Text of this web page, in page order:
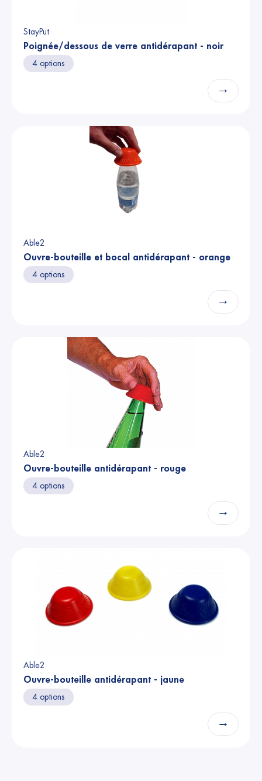
StayPut
Poignée/dessous de verre antidérapant - noir
4 options
→
Able2
Ouvre-bouteille et bocal antidérapant - orange
4 options
→
Able2
Ouvre-bouteille antidérapant - rouge
4 options
→
Able2
Ouvre-bouteille antidérapant - jaune
4 options
→